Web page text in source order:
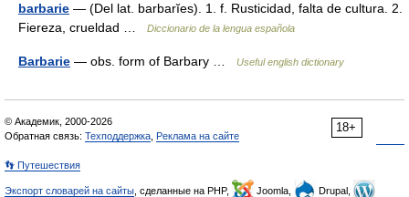
barbarie — (Del lat. barbarĭes). 1. f. Rusticidad, falta de cultura. 2.
Fiereza, crueldad …
Diccionario de la lengua española
Barbarie — obs. form of Barbary … Useful english dictionary
18+
© Академик, 2000-2026
Обратная связь: Техподдержка Реклама на сайте
👣 Путешествия
Экспорт словарей на сайты , сделанные на PHP, Joomla,
Drupal,